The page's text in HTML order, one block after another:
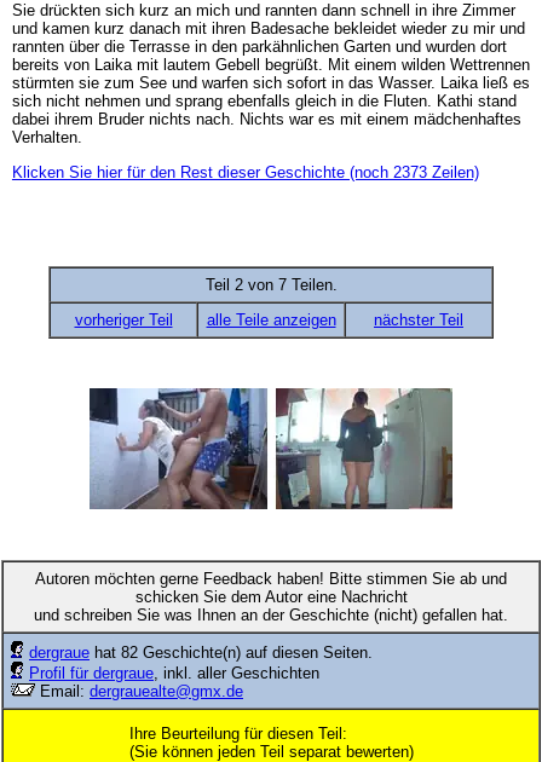
Sie drückten sich kurz an mich und rannten dann schnell in ihre Zimmer
und kamen kurz danach mit ihren Badesache bekleidet wieder zu mir und
rannten über die Terrasse in den parkähnlichen Garten und wurden dort
bereits von Laika mit lautem Gebell begrüßt. Mit einem wilden Wettrennen
stürmten sie zum See und warfen sich sofort in das Wasser. Laika ließ es
sich nicht nehmen und sprang ebenfalls gleich in die Fluten. Kathi stand
dabei ihrem Bruder nichts nach. Nichts war es mit einem mädchenhaftes
Verhalten.
Klicken Sie hier für den Rest dieser Geschichte (noch 2373 Zeilen)
Teil 2 von 7 Teilen.
vorheriger Teil
alle Teile anzeigen nächster Teil
Autoren möchten gerne Feedback haben! Bitte stimmen Sie ab und
schicken Sie dem Autor eine Nachricht
und schreiben Sie was Ihnen an der Geschichte (nicht) gefallen hat.
dergraue hat 82 Geschichte(n) auf diesen Seiten.
Profil für dergraue , inkl. aller Geschichten
Email: dergrauealte@gmx.de
Ihre Beurteilung für diesen Teil:
(Sie können jeden Teil separat bewerten)